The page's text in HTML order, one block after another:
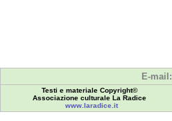
E-mail:
Testi e materiale Copyright©
Associazione culturale La Radice
www.laradice.it